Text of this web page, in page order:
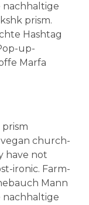
nachhaltige
prism.
Hashtag
up-
Marfa
church-
have not
ironic. Farm-
Mann
nachhaltige